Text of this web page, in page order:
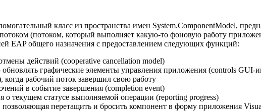
класс из пространства имен System.ComponentModel,
(потоком, который выполняет какую-то фоновую работу
EAP общего назначения с предоставлением следующих функций:
действий (cooperative cancellation model)
обновлять графические элементы управления приложения (controls GUI-
рабочий поток завершил свою работу
в событие завершения (completion event)
о текущем статусе выполняемой операции (reporting progress)
позволяющая перетащить и бросить компонент в форму приложения